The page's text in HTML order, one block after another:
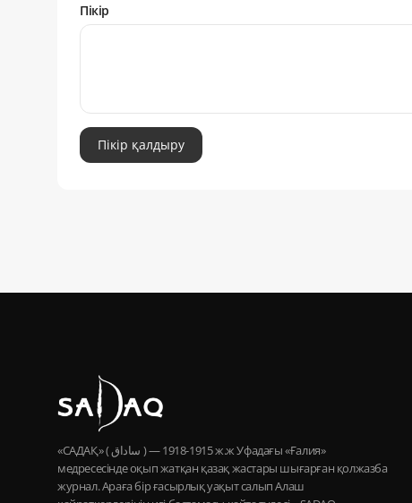
Пікір
Пікір қалдыру
«САДАҚ» ( ساداق ) — 1915-1918 ж.ж Уфадағы «Ғалия»
медресесінде оқып жатқан қазақ жастары шығарған қолжазба
журнал. Араға бір ғасырлық уақыт салып Алаш